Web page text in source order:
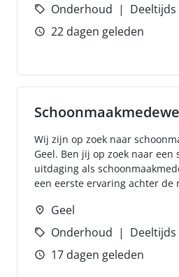
Onderhoud
Deeltijds
22 dagen geleden
Wij zijn op zoek naar
Geel. Ben jij op zoek naar
uitdaging als
een eerste ervaring achter de
Geel
Onderhoud
Deeltijds
17 dagen geleden